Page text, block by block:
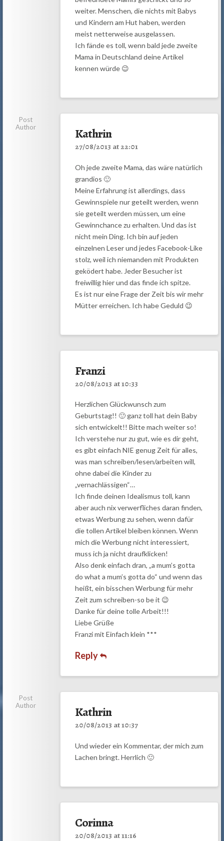
weiter. Menschen, die nichts mit Babys
und Kindern am Hut haben, werden
meist netterweise ausgelassen.
Ich fände es toll, wenn bald jede zweite
Mama in Deutschland deine Artikel
kennen würde 😉
Post
Author
Kathrin
27/08/2013 at 22:01
Oh jede zweite Mama, das wäre natürlich
grandios 🙂
Meine Erfahrung ist allerdings, dass
Gewinnspiele nur geteilt werden, wenn
sie geteilt werden müssen, um eine
Gewinnchance zu erhalten. Und das ist
nicht mein Ding. Ich bin auf jeden
einzelnen Leser und jedes Facebook-Like
stolz, weil ich niemanden mit Produkten
geködert habe. Jeder Besucher ist
freiwillig hier und das finde ich spitze.
Es ist nur eine Frage der Zeit bis wir mehr
Mütter erreichen. Ich habe Geduld 😉
Franzi
20/08/2013 at 10:33
Herzlichen Glückwunsch zum
Geburtstag!! 🙂 ganz toll hat dein Baby
sich entwickelt!! Bitte mach weiter so!
Ich verstehe nur zu gut, wie es dir geht,
es gibt einfach NIE genug Zeit für alles,
was man schreiben/lesen/arbeiten will,
ohne dabei die Kinder zu
„vernachlässigen“…
Ich finde deinen Idealismus toll, kann
aber auch nix verwerfliches daran finden,
etwas Werbung zu sehen, wenn dafür
die tollen Artikel bleiben können. Wenn
mich die Werbung nicht interessiert,
muss ich ja nicht draufklicken!
Also denk einfach dran, „a mum’s gotta
do what a mum’s gotta do“ und wenn das
heißt, ein bisschen Werbung für mehr
Zeit zum schreiben-so be it 😉
Danke für deine tolle Arbeit!!!
Liebe Grüße
Franzi mit Einfach klein ***
Reply
Post
Author
Kathrin
20/08/2013 at 10:37
Und wieder ein Kommentar, der mich zum
Lachen bringt. Herrlich 🙂
Corinna
20/08/2013 at 11:16